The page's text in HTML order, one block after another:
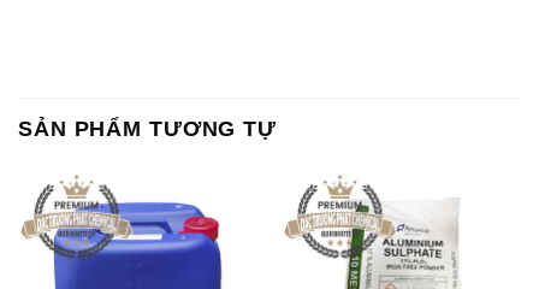
SẢN PHẨM TƯƠNG TỰ